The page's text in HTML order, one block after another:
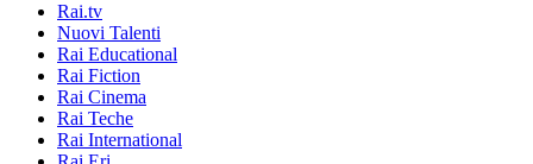
Rai.tv
Nuovi Talenti
Rai Educational
Rai Fiction
Rai Cinema
Rai Teche
Rai International